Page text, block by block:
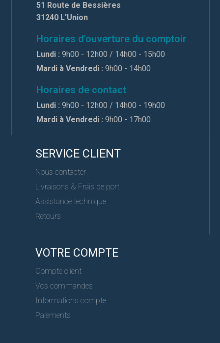
51 Route de Bessières
31240 L'Union
Horaires d'ouverture du comptoir
Lundi : 9h00 - 12h00 / 14h00 - 15h00
Mardi à Vendredi : 9h00 - 14h00
Horaires de contact
Lundi : 9h00 - 12h00 / 14h00 - 19h00
Mardi à Vendredi : 9h00 - 17h00
SERVICE CLIENT
Nous contacter
Livraisons & Frais de port
Assistance technique
Retours
VOTRE COMPTE
Compte client
Vos commandes
Informations compte
Paiements